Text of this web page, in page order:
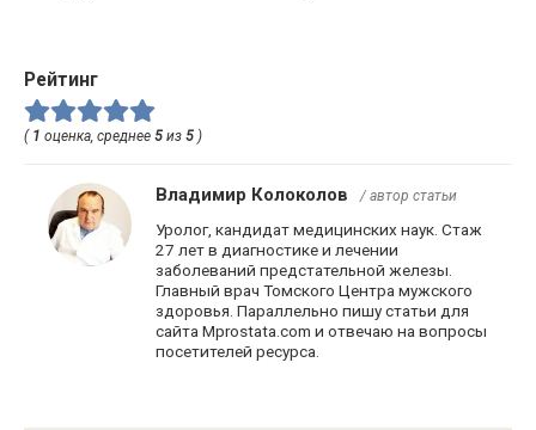
Рейтинг
( 1 оценка, среднее 5 из 5 )
Владимир Колоколов / автор статьи
Уролог, кандидат медицинских наук. Стаж
27 лет в диагностике и лечении
заболеваний предстательной железы.
Главный врач Томского Центра мужского
здоровья. Параллельно пишу статьи для
сайта Mprostata.com и отвечаю на вопросы
посетителей ресурса.